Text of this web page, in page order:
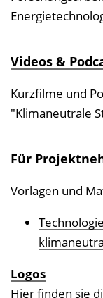
Videos &
Kurzfilme und
"Klimaneutrale
Für
Vorlagen und
Logos
Hier finden sie